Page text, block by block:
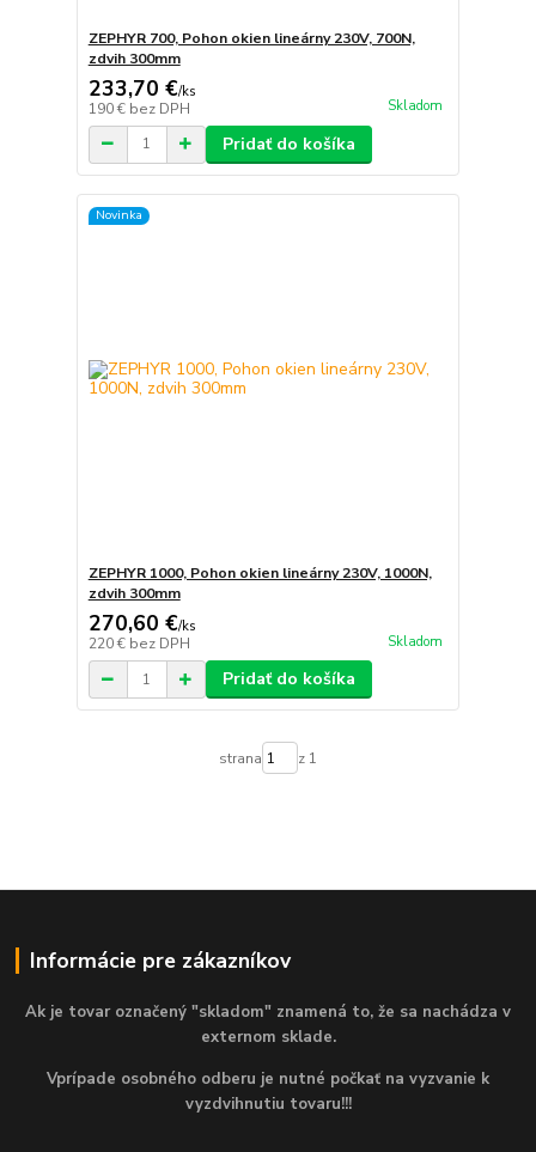
ZEPHYR 700, Pohon okien lineárny 230V, 700N,
zdvih 300mm
233,70 €/ks
190 € bez DPH Skladom
Pridať do košíka
Novinka
ZEPHYR 1000, Pohon okien lineárny 230V, 1000N,
zdvih 300mm
270,60 €/ks
220 € bez DPH Skladom
Pridať do košíka
strana z 1
Informácie pre zákazníkov
Ak je tovar označený "skladom" znamená to, že sa nachádza v
externom sklade.
Vprípade osobného odberu je nutné počkať na vyzvanie k
vyzdvihnutiu tovaru!!!